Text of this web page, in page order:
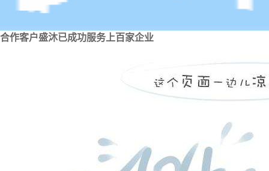
合作客户盛沐已成功服务上百家企业